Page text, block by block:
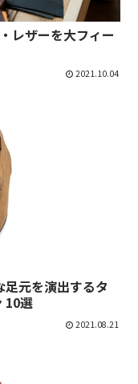
レザーを大フィー
2021.10.04
足元を演出するタ
10選
2021.08.21